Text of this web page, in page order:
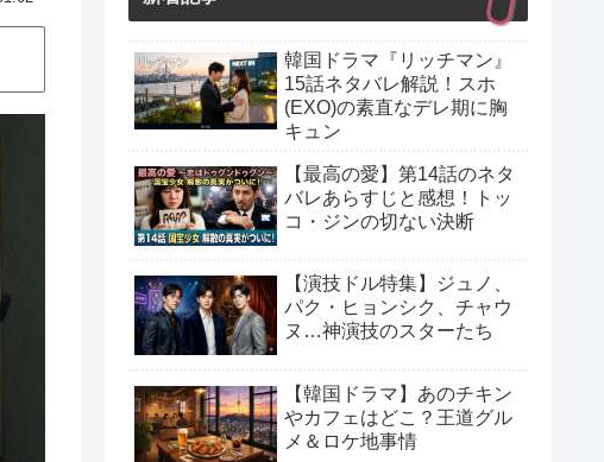
韓国ドラマ『リッチマン』
15話ネタバレ解説！スホ
(EXO)の素直なデレ期に胸
キュン
【最高の愛】第14話のネタ
バレあらすじと感想！トッ
コ・ジンの切ない決断
【演技ドル特集】ジュノ、
パク・ヒョンシク、チャウ
ヌ…神演技のスターたち
【韓国ドラマ】あのチキン
やカフェはどこ？王道グル
メ＆ロケ地事情